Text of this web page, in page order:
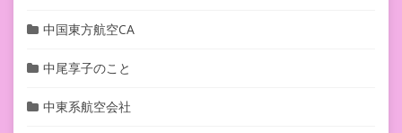
中国東方航空CA
中尾享子のこと
中東系航空会社